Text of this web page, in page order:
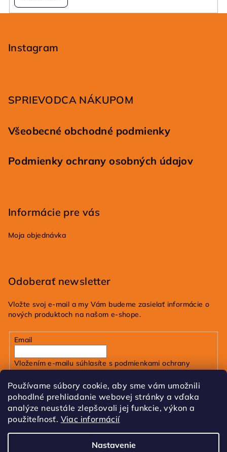
Používame súbory cookie, aby sme vám umožnili
pohodlné prehliadanie webovej stránky a vďaka
analýze neustále zlepšovali jej funkcie, výkon a
použiteľnosť. Viac informácií
Nastavenie
p
Instagram
SPRIEVODCA NÁKUPOM
Všeobecné obchodné podmienky
Podmienky ochrany osobných údajov
Informácie pre vás
Moja objednávka
Odoberať newsletter
Vložte svoj e-mail a my Vám budeme zasielať informácie o
nových produktoch na našom e-shope.
Email
Vložením e-mailu súhlasíte s podmienkami ochrany
Prihlásiť sa